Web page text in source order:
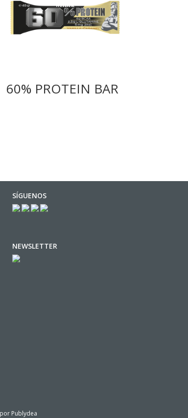
60% PROTEIN BAR
SÍGUENOS
NEWSLETTER
Publydea